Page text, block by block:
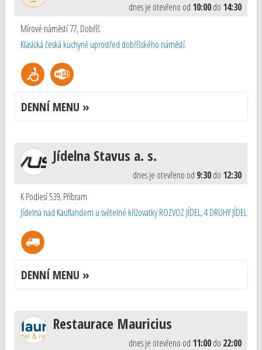
dnes je otevřeno od 10:00do 14:30
Mírové náměstí 77,Dobříš
Klasická česká kuchyně uprostřed dobříšského náměstí.
DENNÍ MENU »
Jídelna Stavus a. s.
dnes je otevřeno od 9:30do 12:30
K Podlesí 539,Příbram
Jídelna nad Kauflandem u světelné křižovatky ROZVOZ JÍDEL, 4 DRUHY JÍDEL
DENNÍ MENU »
Restaurace Mauricius
dnes je otevřeno od 11:00do 22:00